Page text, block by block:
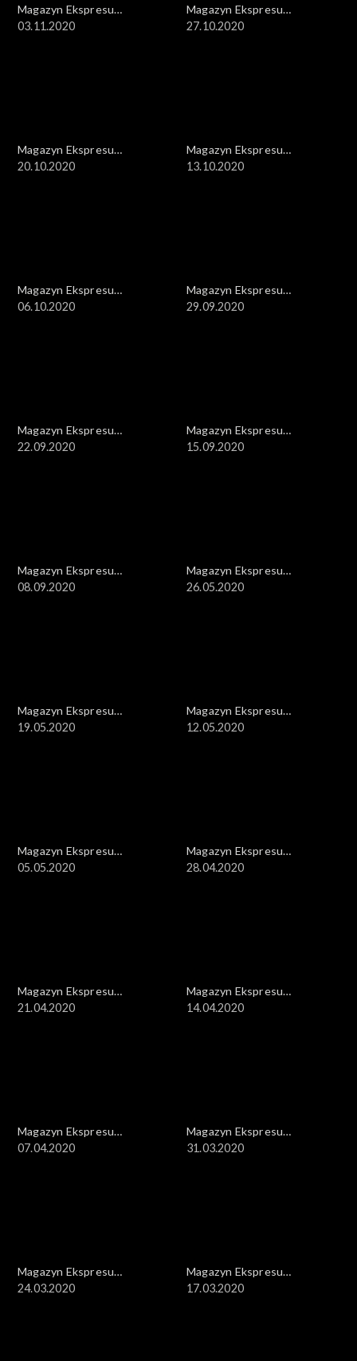
Magazyn Ekspresu
Reporterów
03.11.2020
Magazyn Ekspresu
Reporterów
27.10.2020
Magazyn Ekspresu
Reporterów
20.10.2020
Magazyn Ekspresu
Reporterów
13.10.2020
Magazyn Ekspresu
Reporterów
06.10.2020
Magazyn Ekspresu
Reporterów
29.09.2020
Magazyn Ekspresu
Reporterów
22.09.2020
Magazyn Ekspresu
Reporterów
15.09.2020
Magazyn Ekspresu
Reporterów
08.09.2020
Magazyn Ekspresu
Reporterów
26.05.2020
Magazyn Ekspresu
Reporterów
19.05.2020
Magazyn Ekspresu
Reporterów
12.05.2020
Magazyn Ekspresu
Reporterów
05.05.2020
Magazyn Ekspresu
Reporterów
28.04.2020
Magazyn Ekspresu
Reporterów
21.04.2020
Magazyn Ekspresu
Reporterów
14.04.2020
Magazyn Ekspresu
Reporterów
07.04.2020
Magazyn Ekspresu
Reporterów
31.03.2020
Magazyn Ekspresu
Reporterów
24.03.2020
Magazyn Ekspresu
Reporterów
17.03.2020